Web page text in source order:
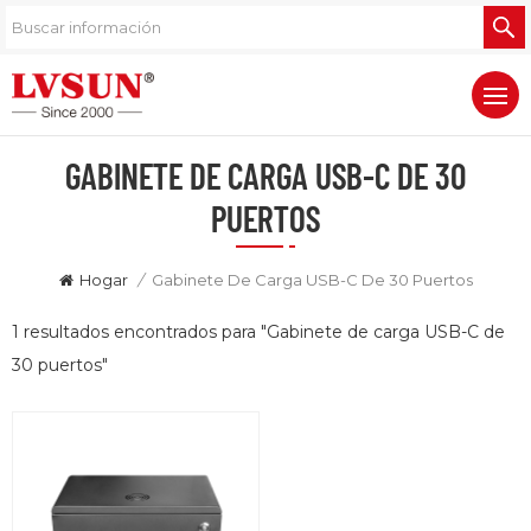
GABINETE DE CARGA USB-C DE 30
PUERTOS
Hogar / Gabinete De Carga USB-C De 30 Puertos
1 resultados encontrados para "Gabinete de carga USB-C de
30 puertos"